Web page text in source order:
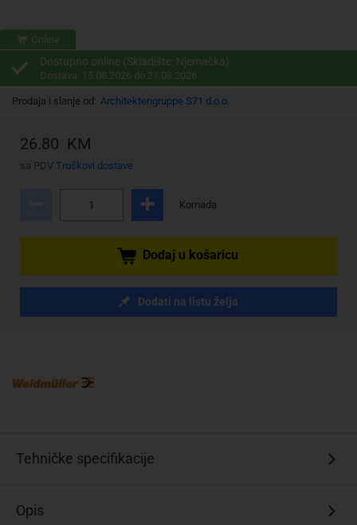
Online
Dostupno online (Skladište: Njemačka)
Dostava: 15.08.2026 do 21.08.2026
Prodaja i slanje od: Architektengruppe S71 d.o.o.
26.80 KM
sa PDV Troškovi dostave
Komada
Dodaj u košaricu
Dodati na listu želja
Tehničke specifikacije
Opis